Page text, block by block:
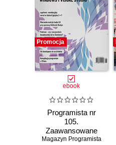
Promocja
ebook
Programista nr
105.
Zaawansowane
metody
Magazyn Programista